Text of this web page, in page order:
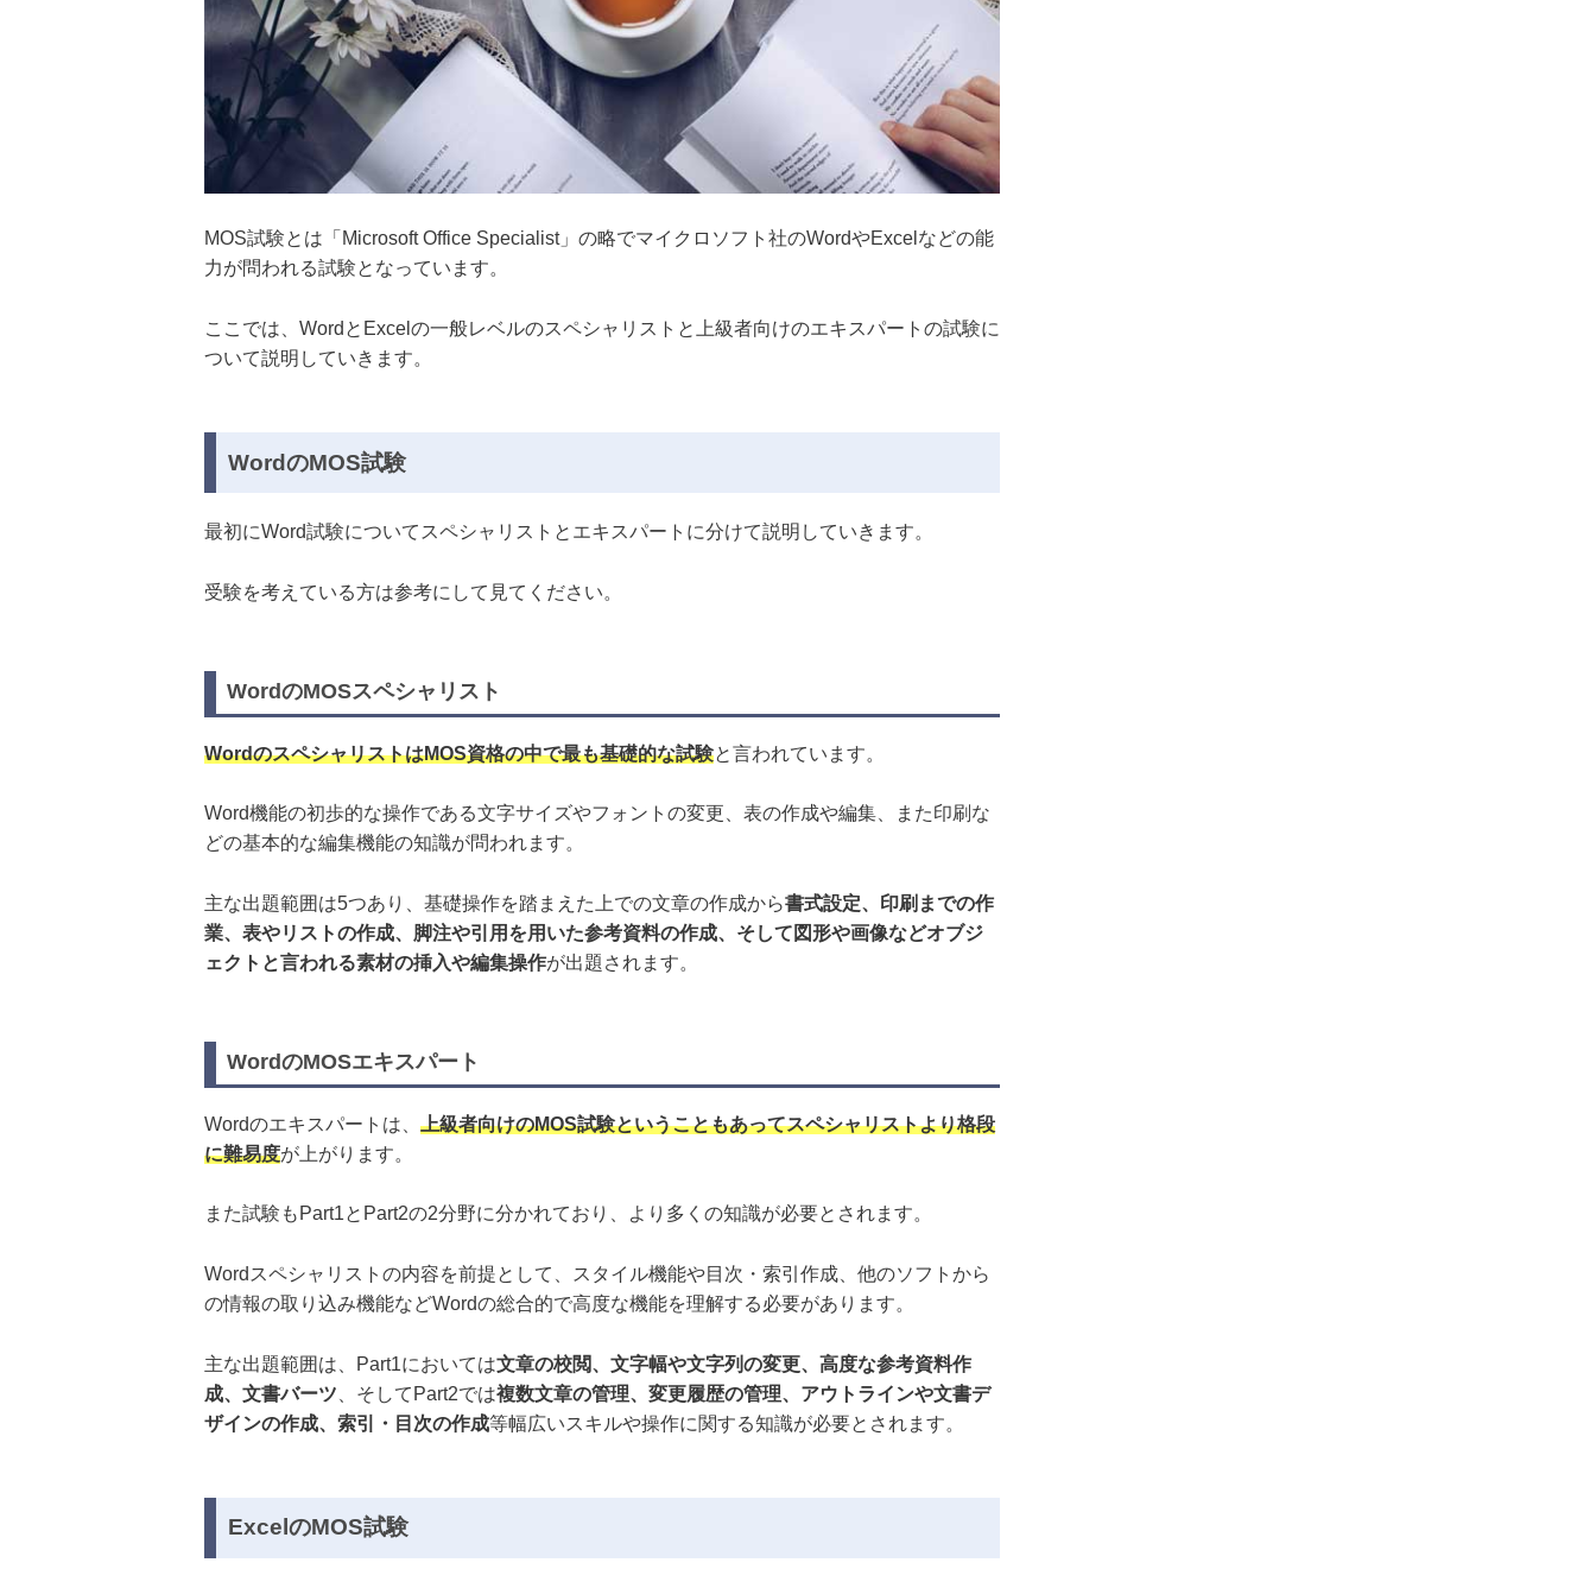
MOS試験とは「Microsoft Office Specialist」の略でマイクロソフト社のWordやExcelなどの能
力が問われる試験となっています。
ここでは、WordとExcelの一般レベルのスペシャリストと上級者向けのエキスパートの試験に
ついて説明していきます。
WordのMOS試験
最初にWord試験についてスペシャリストとエキスパートに分けて説明していきます。
受験を考えている方は参考にして見てください。
WordのMOSスペシャリスト
WordのスペシャリストはMOS資格の中で最も基礎的な試験と言われています。
Word機能の初歩的な操作である文字サイズやフォントの変更、表の作成や編集、また印刷な
どの基本的な編集機能の知識が問われます。
主な出題範囲は5つあり、基礎操作を踏まえた上での文章の作成から書式設定、印刷までの作
業、表やリストの作成、脚注や引用を用いた参考資料の作成、そして図形や画像などオブジ
ェクトと言われる素材の挿入や編集操作が出題されます。
WordのMOSエキスパート
Wordのエキスパートは、 上級者向けのMOS試験ということもあってスペシャリストより格段
に難易度が上がります。
また試験もPart1とPart2の2分野に分かれており、より多くの知識が必要とされます。
Wordスペシャリストの内容を前提として、スタイル機能や目次・索引作成、他のソフトから
の情報の取り込み機能などWordの総合的で高度な機能を理解する必要があります。
主な出題範囲は、Part1においては文章の校閲、文字幅や文字列の変更、高度な参考資料作
成、文書バーツ 、そしてPart2では複数文章の管理、変更履歴の管理、アウトラインや文書デ
ザインの作成、索引・目次の作成等幅広いスキルや操作に関する知識が必要とされます。
ExcelのMOS試験